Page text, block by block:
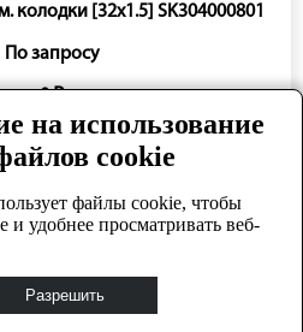
колодки [32x1.5] SK304000801
По запросу
0 ₽
Нет в наличии
на использование
cookie
файлы cookie, чтобы
и удобнее просматривать веб-
Разрешить